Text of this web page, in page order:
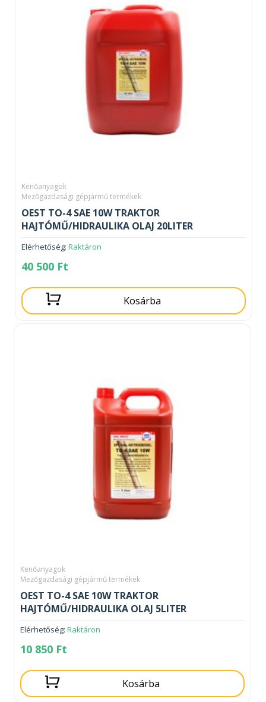
Kenőanyagok
Mezőgazdasági gépjármű termékek
OEST TO-4 SAE 10W TRAKTOR
HAJTÓMŰ/HIDRAULIKA OLAJ 20LITER
Elérhetőség: Raktáron
40 500 Ft
Kosárba
Kenőanyagok
Mezőgazdasági gépjármű termékek
OEST TO-4 SAE 10W TRAKTOR
HAJTÓMŰ/HIDRAULIKA OLAJ 5LITER
Elérhetőség: Raktáron
10 850 Ft
Kosárba